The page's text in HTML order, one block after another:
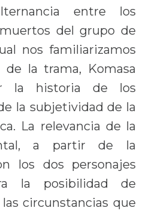
entre los
del grupo de
nos familiarizamos
la trama, Komasa
la historia de los
la subjetividad de la
La relevancia de la
a partir de la
los dos personajes
la posibilidad de
circunstancias que